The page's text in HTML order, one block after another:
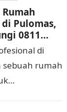
Pulomas,
0811
di
sebuah rumah